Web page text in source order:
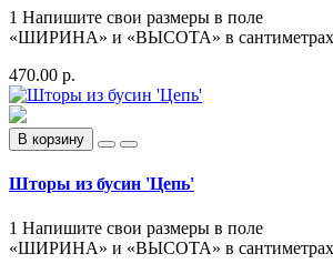
1 Напишите свои размеры в поле
«ШИРИНА» и «ВЫСОТА» в
470.00 р.
В корзину
Шторы из бусин 'Цепь'
1 Напишите свои размеры в поле
«ШИРИНА» и «ВЫСОТА» в